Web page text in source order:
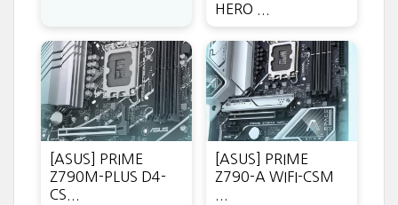
HERO ...
[ASUS] PRIME
Z790M-PLUS D4-
CS...
[ASUS] PRIME
Z790-A WIFI-CSM